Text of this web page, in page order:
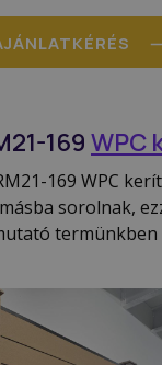
169WPC
169 WPC
sorolnak,
termünkben